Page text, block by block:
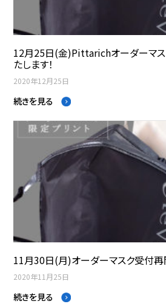
12月25日(金)Pittarichオーダーマ
たします！
2020年12月25日
続きを見る
11月30日(月)オーダーマスク受付再
2020年11月25日
続きを見る